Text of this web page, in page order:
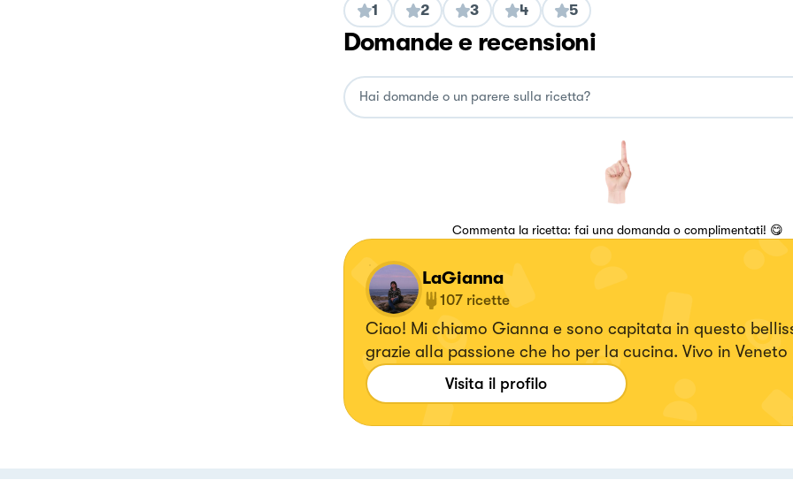
1 2 3 4 5
Domande e recensioni
Commenta la ricetta: fai una domanda o complimentati! 😋
LaGianna
107 ricette
Ciao! Mi chiamo Gianna e sono capitata in questo
grazie alla passione che ho per la cucina. Vivo in
del Po, ho un marito e due figli che sono i miei giudici a
che apprezzano quello che preparo loro. Inizia così
inaspettata nuova avventura
Visita il profilo